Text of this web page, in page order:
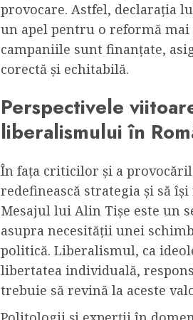
provocare. Astfel, declarația
un apel pentru o reformă
campaniile sunt finanțate,
corectă și echitabilă.
Perspectivele
liberalismului în
În fața criticilor și a
redefinească strategia și să
Mesajul lui Alin Tișe este un
asupra necesității unei
politică. Liberalismul, ca
libertatea individuală,
trebuie să revină la aceste